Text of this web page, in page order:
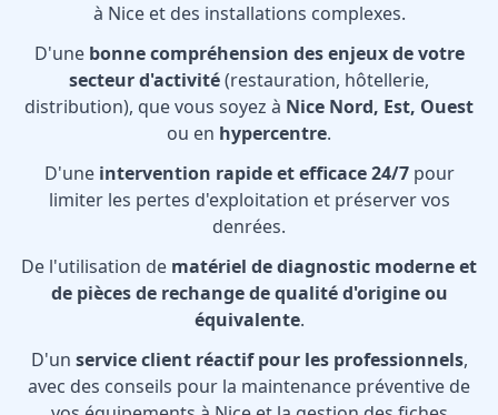
à Nice et des installations complexes.
D'une bonne compréhension des enjeux de votre
secteur d'activité(restauration, hôtellerie,
distribution), que vous soyez à Nice Nord, Est, Ouest
ou en hypercentre.
D'une intervention rapide et efficace 24/7pour
limiter les pertes d'exploitation et préserver vos
denrées.
De l'utilisation de matériel de diagnostic moderne et
de pièces de rechange de qualité d'origine ou
équivalente.
D'un service client réactif pour les professionnels,
avec des conseils pour la maintenance préventive de